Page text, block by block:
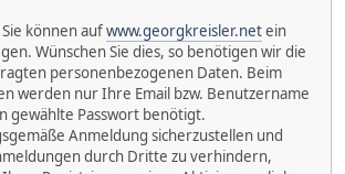
können aufwww.georgkreisler.netein
Wünschen Sie dies, so benötigen wir die
personenbezogenen Daten. Beim
werden nur Ihre Email bzw. Benutzername
gewählte Passwort benötigt.
Anmeldung sicherzustellen und
durch Dritte zu verhindern,